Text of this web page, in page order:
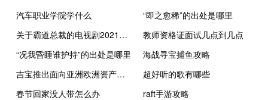
汽车职业学院学什么
“即之愈稀”的出处是哪里
关于霸道总裁的电视剧2021（关于霸道总裁的电视剧）
教师资格证面试几点到几点
“况我昏睡谁护持”的出处是哪里
海战寻宝捕鱼攻略
吉宝推出面向亚洲欧洲资产的数据中心基金
超好听的歌有哪些
春节回家没人带怎么办
raft手游攻略